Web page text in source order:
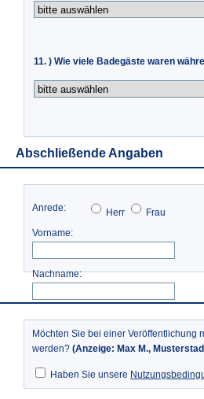
11. ) Wie viele Badegäste waren
Abschließende Angaben
Anrede: Herr
Frau
Vorname:
Nachname:
Möchten Sie bei einer Veröffentlichung
werden? (Anzeige: Max M.,
Haben Sie unsere